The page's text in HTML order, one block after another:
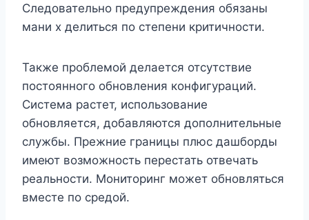
Следовательно предупреждения обязаны
мани х делиться по степени критичности.
Также проблемой делается отсутствие
постоянного обновления конфигураций.
Система растет, использование
обновляется, добавляются дополнительные
службы. Прежние границы плюс дашборды
имеют возможность перестать отвечать
реальности. Мониторинг может обновляться
вместе по средой.